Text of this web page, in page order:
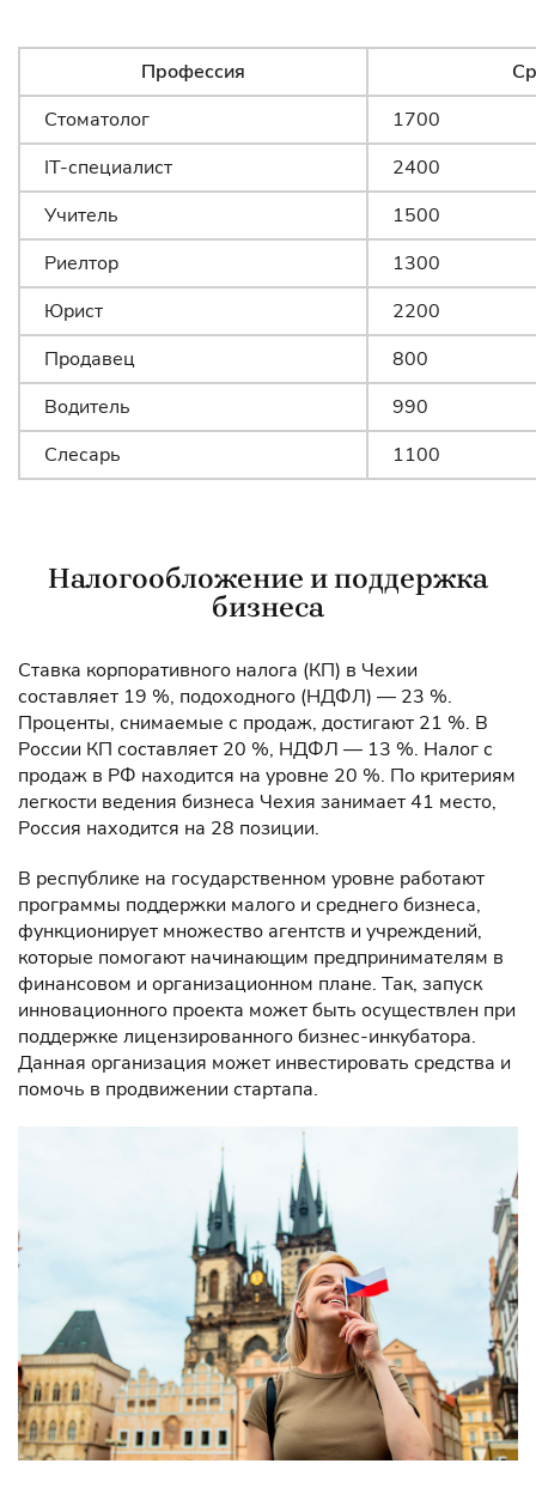
Профессия
Стоматолог
1700
IT-специалист
2400
Учитель
1500
Риелтор
1300
Юрист
2200
Продавец
800
Водитель
990
Слесарь
1100
Налогообложение и поддержка
бизнеса
Ставка корпоративного налога (КП) в Чехии
составляет 19 %, подоходного (НДФЛ) — 23 %.
Проценты, снимаемые с продаж, достигают 21 %. В
России КП составляет 20 %, НДФЛ — 13 %. Налог с
продаж в РФ находится на уровне 20 %. По критериям
легкости ведения бизнеса Чехия занимает 41 место,
Россия находится на 28 позиции.
В республике на государственном уровне работают
программы поддержки малого и среднего бизнеса,
функционирует множество агентств и учреждений,
которые помогают начинающим предпринимателям в
финансовом и организационном плане. Так, запуск
инновационного проекта может быть осуществлен при
поддержке лицензированного бизнес-инкубатора.
Данная организация может инвестировать средства и
помочь в продвижении стартапа.